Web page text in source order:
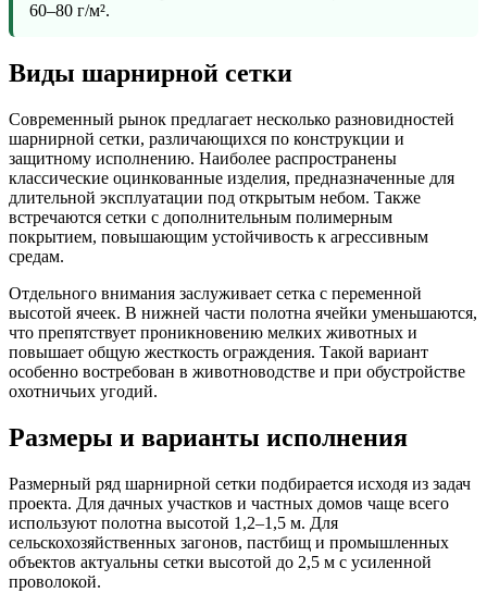
60–80 г/м².
Виды шарнирной сетки
Современный рынок предлагает несколько разновидностей
шарнирной сетки, различающихся по конструкции и
защитному исполнению. Наиболее распространены
классические оцинкованные изделия, предназначенные для
длительной эксплуатации под открытым небом. Также
встречаются сетки с дополнительным полимерным
покрытием, повышающим устойчивость к агрессивным
средам.
Отдельного внимания заслуживает сетка с переменной
высотой ячеек. В нижней части полотна ячейки уменьшаются,
что препятствует проникновению мелких животных и
повышает общую жесткость ограждения. Такой вариант
особенно востребован в животноводстве и при обустройстве
охотничьих угодий.
Размеры и варианты исполнения
Размерный ряд шарнирной сетки подбирается исходя из задач
проекта. Для дачных участков и частных домов чаще всего
используют полотна высотой 1,2–1,5 м. Для
сельскохозяйственных загонов, пастбищ и промышленных
объектов актуальны сетки высотой до 2,5 м с усиленной
проволокой.